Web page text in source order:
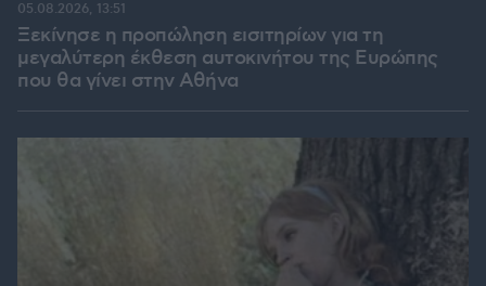
Ξεκίνησε η προπώληση εισιτηρίων για τη
μεγαλύτερη έκθεση αυτοκινήτου της Ευρώπης
που θα γίνει στην Αθήνα
05.08.2026, 13:51